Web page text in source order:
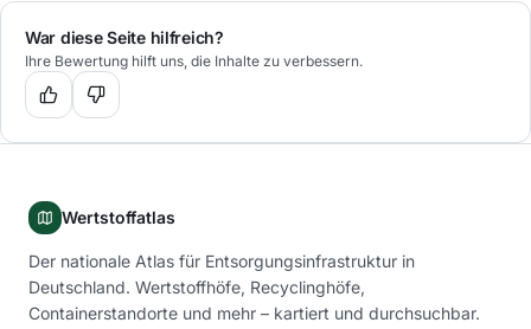
War diese Seite hilfreich?
Ihre Bewertung hilft uns, die Inhalte zu verbessern.
Wertstoffatlas
Der nationale Atlas für Entsorgungsinfrastruktur in
Deutschland. Wertstoffhöfe, Recyclinghöfe,
Containerstandorte und mehr – kartiert und durchsuchbar.